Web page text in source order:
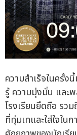
ความสำเร็จในครั้ง
รู้ ความมุ่งมั่น และ
โรงเรียนยึดถือ รว
ที่ทุ่มเทและใส่ใจใ